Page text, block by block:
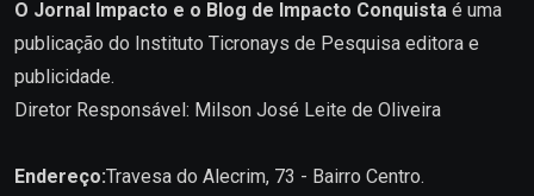
O Jornal Impacto e o Blog de Impacto Conquista é uma
publicação do Instituto Ticronays de Pesquisa editora e
publicidade.
Diretor Responsável: Milson José Leite de Oliveira
Endereço:Travesa do Alecrim, 73 - Bairro Centro.